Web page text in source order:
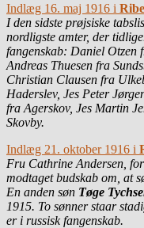
Indlæg 16. maj 1916 i
I den sidste prøjsiske
nordligste amter, der
fangenskab: Daniel Otzen
Andreas Thuesen fra
Christian Clausen fra
Haderslev, Jes Peter
fra Agerskov, Jes Martin
Skovby.
Indlæg 21. oktober 1916 i
Fru Cathrine Andersen,
modtaget budskab om, at
En anden søn Tøge
1915. To sønner staar
er i russisk fangenskab.